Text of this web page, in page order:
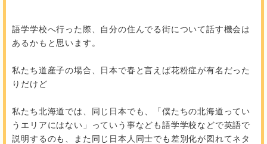
語学学校へ行った際、自分の住んでる街について話す機会は
あるかもと思います。
私たち道産子の場合、日本で春と言えば花粉症が有名だった
りだけど
私たち北海道では、同じ日本でも、「僕たちの北海道ってい
うエリアにはない」っていう事なども語学学校などで英語で
説明するのも、また同じ日本人同士でも差別化が図れてネタ